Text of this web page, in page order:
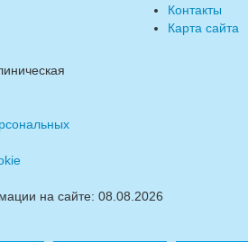
Контакты
Карта сайта
на сайте: 08.08.2026